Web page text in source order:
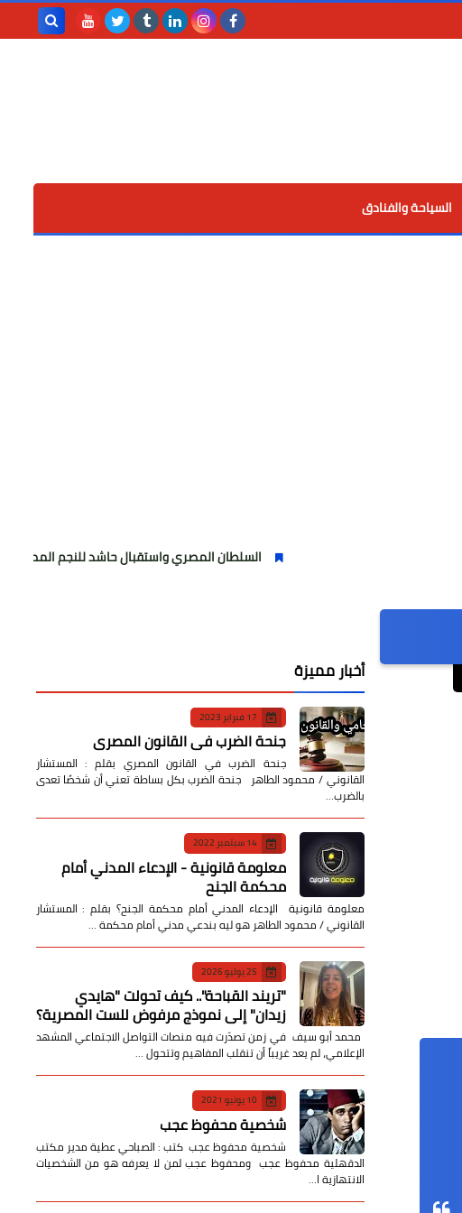
السياحة والفنادق
السلطان المصري واستقبال حاشد للنجم المصري
أخبار مميزة
17 فبراير 2023
جنحة الضرب في القانون المصري
جنحة الضرب في القانون المصري بقلم : المستشار
القانوني / محمود الطاهر جنحة الضرب بكل بساطة تعني أن شخصًا تعدى
بالضرب…
14 سبتمبر 2022
معلومة قانونية - الإدعاء المدني أمام
محكمة الجنح
معلومة قانونية الإدعاء المدني أمام محكمة الجنح؟ بقلم : المستشار
القانوني / محمود الطاهر هو ليه بندعي مدني أمام محكمة …
25 يوليو 2026
​"تريند القباحة".. كيف تحولت "هايدي
زيدان" إلى نموذج مرفوض للست المصرية؟
​ محمد أبو سيف ​في زمن تصدّرت فيه منصات التواصل الاجتماعي المشهد
الإعلامي، لم يعد غريباً أن تنقلب المفاهيم وتتحول …
10 يونيو 2021
شخصية محفوظ عجب
شخصية محفوظ عجب كتب : الصباحي عطية مدير مكتب
الدقهلية محفوظ عجب ومحفوظ عجب لمن لا يعرفه هو من الشخصيات
الانتهازية ا…